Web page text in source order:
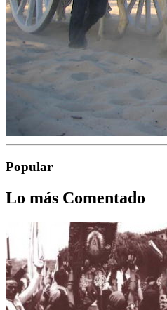
Popular
Lo más Comentado